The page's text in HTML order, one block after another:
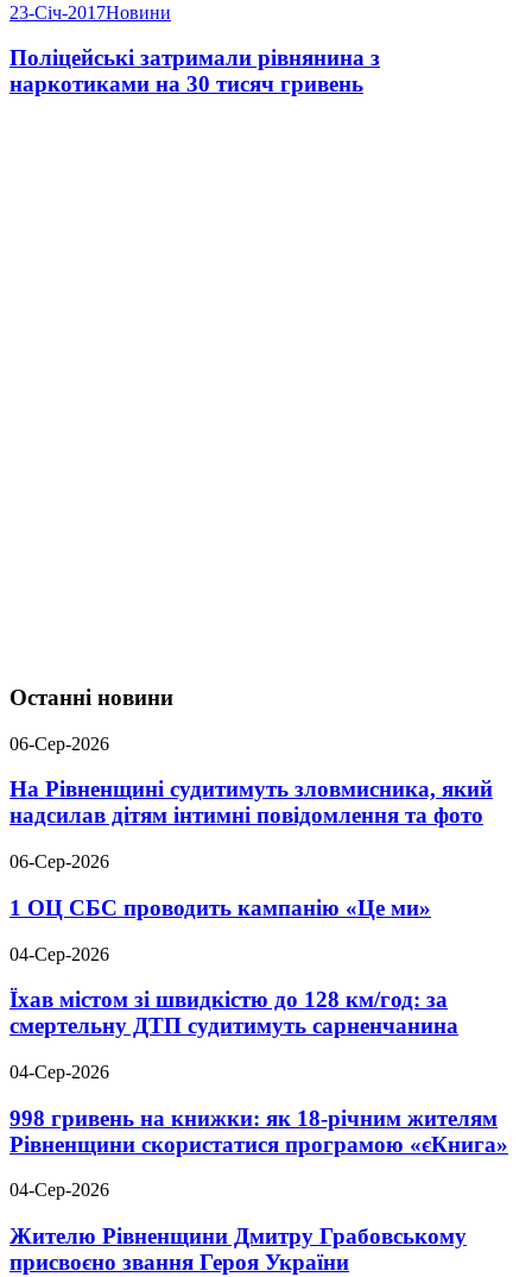
23-Січ-2017Новини
Поліцейські затримали рівнянина з
наркотиками на 30 тисяч гривень
Останні новини
06-Сер-2026
На Рівненщині судитимуть зловмисника, який
надсилав дітям інтимні повідомлення та фото
06-Сер-2026
1 ОЦ СБС проводить кампанію «Це ми»
04-Сер-2026
Їхав містом зі швидкістю до 128 км/год: за
смертельну ДТП судитимуть сарненчанина
04-Сер-2026
998 гривень на книжки: як 18-річним жителям
Рівненщини скористатися програмою «єКнига»
04-Сер-2026
Жителю Рівненщини Дмитру Грабовському
присвоєно звання Героя України